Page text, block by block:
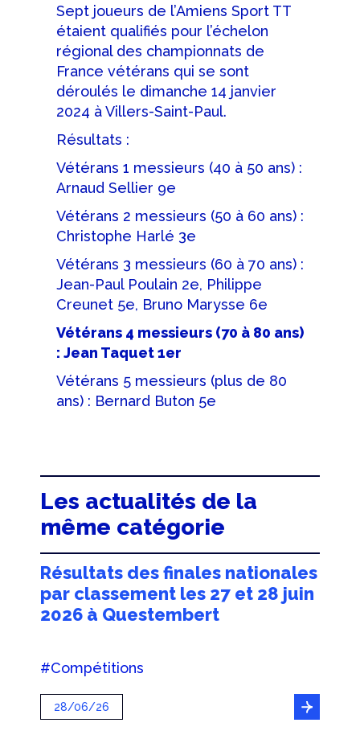
Sept joueurs de l’Amiens Sport TT
étaient qualifiés pour l’échelon
régional des championnats de
France vétérans qui se sont
déroulés le dimanche 14 janvier
2024 à Villers-Saint-Paul.
Résultats :
Vétérans 1 messieurs (40 à 50 ans) :
Arnaud Sellier 9e
Vétérans 2 messieurs (50 à 60 ans) :
Christophe Harlé 3e
Vétérans 3 messieurs (60 à 70 ans) :
Jean-Paul Poulain 2e, Philippe
Creunet 5e, Bruno Marysse 6e
Vétérans 4 messieurs (70 à 80 ans)
: Jean Taquet 1er
Vétérans 5 messieurs (plus de 80
ans) : Bernard Buton 5e
Les actualités de la
même catégorie
Résultats des finales nationales
par classement les 27 et 28 juin
2026 à Questembert
#Compétitions
28/06/26